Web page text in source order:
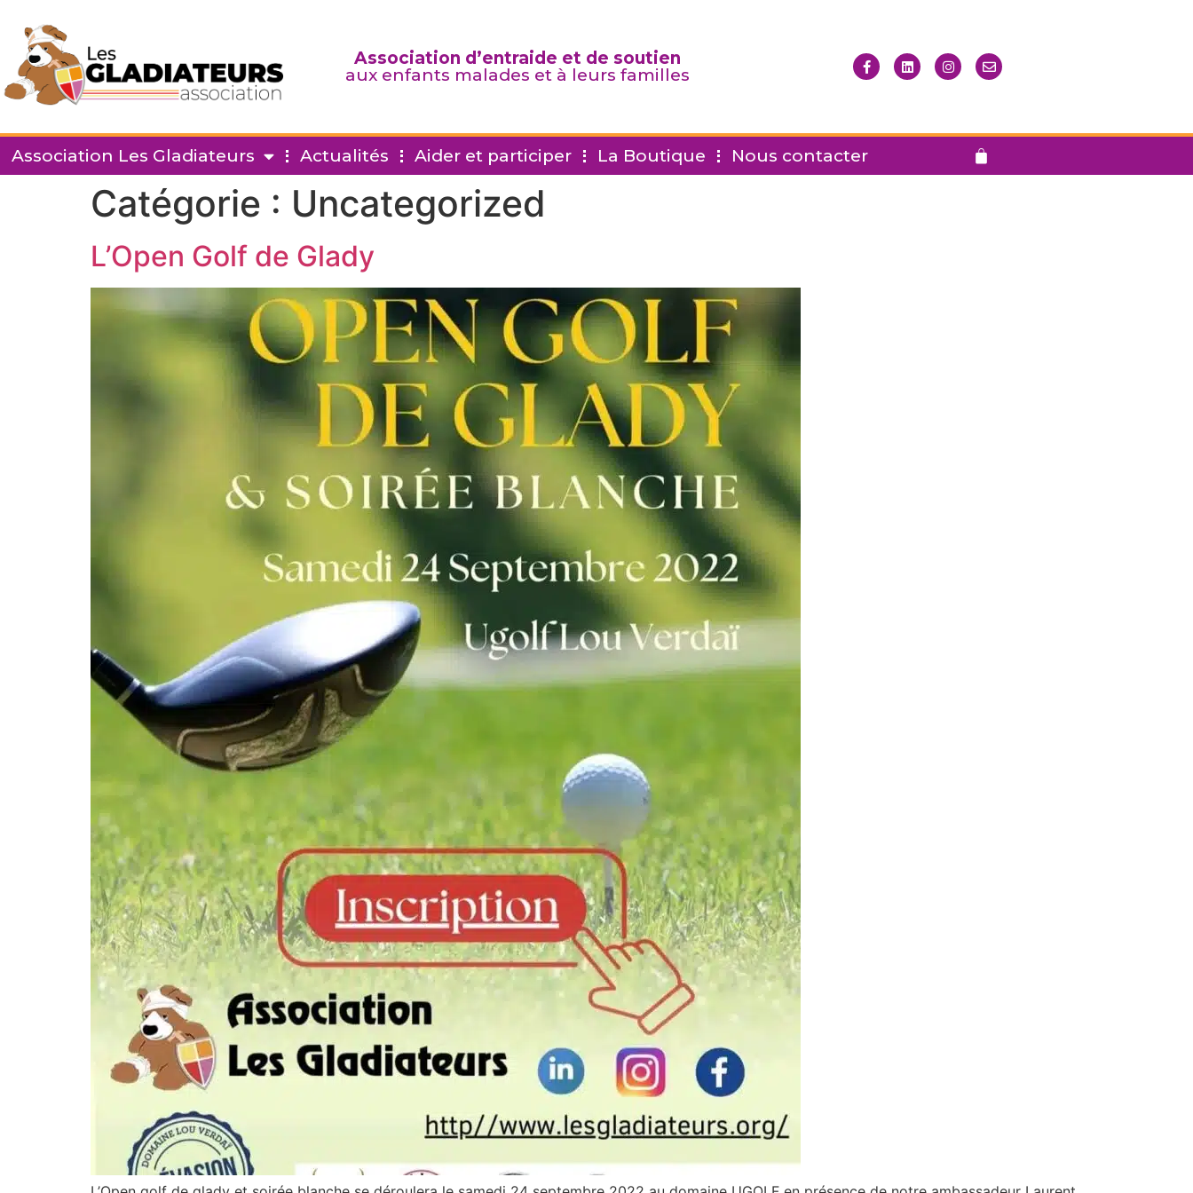
Association d’entraide et de soutien
aux enfants malades et à leurs familles
Association Les Gladiateurs Actualités Aider et participer La Boutique Nous contacter
Catégorie : Uncategorized
L’Open Golf de Glady